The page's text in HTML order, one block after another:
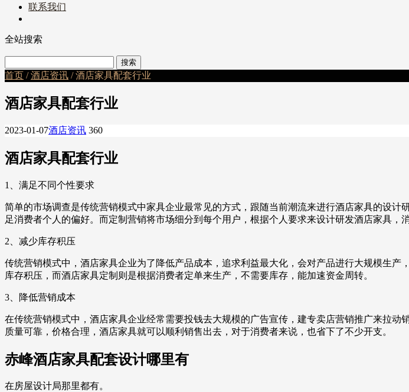
联系我们
全站搜索
首页 /酒店资讯 / 酒店家具配套行业
酒店家具配套行业
2023-01-07酒店资讯 360
酒店家具配套行业
1、满足不同个性要求
简单的市场调查是传统营销模式中家具企业最常见的方式，跟随当前潮流来进行酒店家具的设
足消费者个人的偏好。而定制营销将市场细分到每个用户，根据个人要求来设计研发酒店家具
2、减少库存积压
传统营销模式中，酒店家具企业为了降低产品成本，追求利益最大化，会对产品进行大规模生
库存积压，而酒店家具定制则是根据消费者定单来生产，不需要库存，能加速资金周转。
3、降低营销成本
在传统营销模式中，酒店家具企业经常需要投钱去大规模的广告宣传，建专卖店营销推广来拉
质量可靠，价格合理，酒店家具就可以顺利销售出去，对于消费者来说，也省下了不少开支。
赤峰酒店家具配套设计哪里有
在房屋设计局那里都有。